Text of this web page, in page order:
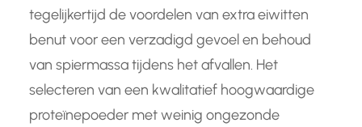
tegelijkertijd de voordelen van extra eiwitten
benut voor een verzadigd gevoel en behoud
van spiermassa tijdens het afvallen. Het
selecteren van een kwalitatief hoogwaardige
proteïnepoeder met weinig ongezonde